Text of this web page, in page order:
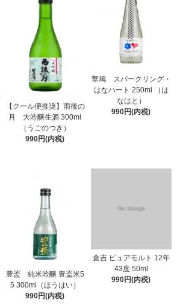
【クール便推奨】雨後の
月 大吟醸生酒 300ml
（うごのつき）
990円(内税)
華鳩 スパークリング・
はなハート 250ml （は
なはと）
990円(内税)
豊盃 純米吟醸 豊盃米5
5 300ml（ほうはい）
990円(内税)
倉吉 ピュアモルト 12年
43度 50ml
990円(内税)